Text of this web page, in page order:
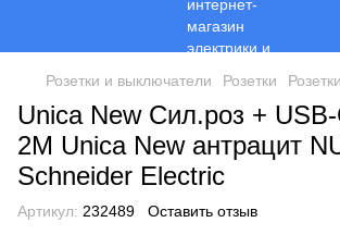
Розетки и выключатели Розетки
Unica New Сил.роз +
2М Unica New антрацит
Schneider Electric
Артикул: 232489 Оставить отзыв